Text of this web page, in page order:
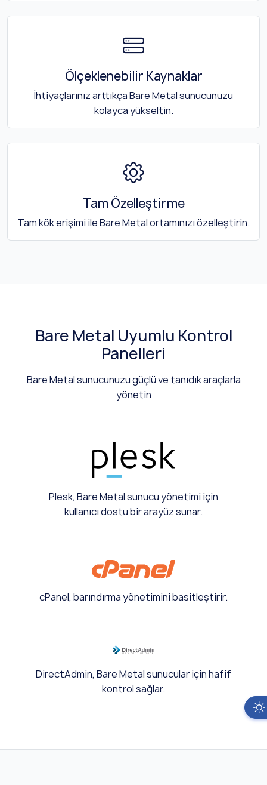
Ölçeklenebilir Kaynaklar
İhtiyaçlarınız arttıkça Bare Metal sunucunuzu
kolayca yükseltin.
Tam Özelleştirme
Tam kök erişimi ile Bare Metal ortamınızı özelleştirin.
Bare Metal Uyumlu Kontrol
Panelleri
Bare Metal sunucunuzu güçlü ve tanıdık araçlarla
yönetin
Plesk, Bare Metal sunucu yönetimi için
kullanıcı dostu bir arayüz sunar.
cPanel, barındırma yönetimini basitleştirir.
DirectAdmin, Bare Metal sunucular için hafif
kontrol sağlar.